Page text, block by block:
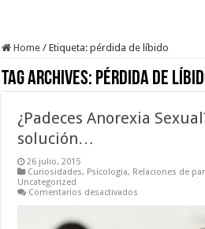
Home / Etiqueta:pérdida de líbido
Tag Archives: pérdida de
¿Padeces Anorexia
solución…
26 julio, 2015
Curiosidades, Psicologia, Relaciones de
Uncategorized
Comentarios desactivados